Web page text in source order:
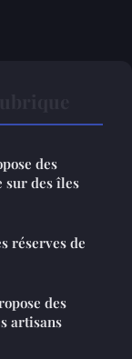
des
des îles
réserves de
des
artisans